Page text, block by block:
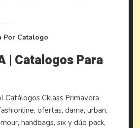
Por Catalogo
| Catalogos Para
Catálogos Cklass Primavera
ofertas, dama, urban,
handbags, six y dúo pack,